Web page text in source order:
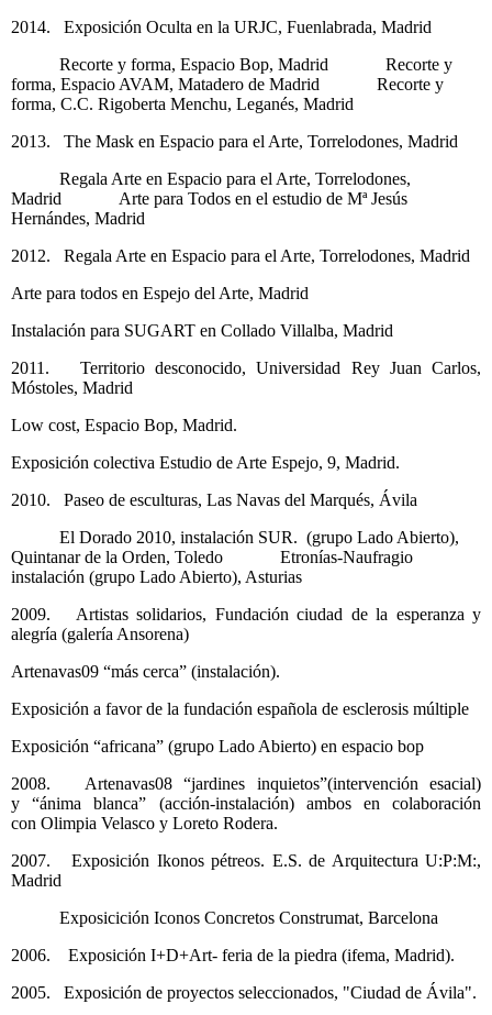
2014. Exposición Oculta en la URJC, Fuenlabrada, Madrid
Recorte y forma, Espacio Bop, Madrid Recorte y
forma, Espacio AVAM, Matadero de Madrid Recorte y
forma, C.C. Rigoberta Menchu, Leganés, Madrid
2013. The Mask en Espacio para el Arte, Torrelodones, Madrid
Regala Arte en Espacio para el Arte, Torrelodones,
Madrid Arte para Todos en el estudio de Mª Jesús
Hernándes, Madrid
2012. Regala Arte en Espacio para el Arte, Torrelodones, Madrid
Arte para todos en Espejo del Arte, Madrid
Instalación para SUGART en Collado Villalba, Madrid
2011. Territorio desconocido, Universidad Rey Juan Carlos,
Móstoles, Madrid
Low cost, Espacio Bop, Madrid.
Exposición colectiva Estudio de Arte Espejo, 9, Madrid.
2010. Paseo de esculturas, Las Navas del Marqués, Ávila
El Dorado 2010, instalación SUR. (grupo Lado Abierto),
Quintanar de la Orden, Toledo Etronías-Naufragio
instalación (grupo Lado Abierto), Asturias
2009. Artistas solidarios, Fundación ciudad de la esperanza y
alegría (galería Ansorena)
Artenavas09 “más cerca” (instalación).
Exposición a favor de la fundación española de esclerosis múltiple
Exposición “africana” (grupo Lado Abierto) en espacio bop
2008. Artenavas08 “jardines inquietos”(intervención esacial)
y “ánima blanca” (acción-instalación) ambos en colaboración
con Olimpia Velasco y Loreto Rodera.
2007. Exposición Ikonos pétreos. E.S. de Arquitectura U:P:M:,
Madrid
Exposicición Iconos Concretos Construmat, Barcelona
2006. Exposición I+D+Art- feria de la piedra (ifema, Madrid).
2005. Exposición de proyectos seleccionados, "Ciudad de Ávila".